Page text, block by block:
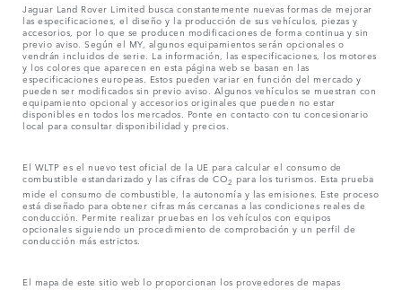
Jaguar Land Rover Limited busca constantemente nuevas formas de mejorar
las especificaciones, el diseño y la producción de sus vehículos, piezas y
accesorios, por lo que se producen modificaciones de forma continua y sin
previo aviso. Según el MY, algunos equipamientos serán opcionales o
vendrán incluidos de serie. La información, las especificaciones, los motores
y los colores que aparecen en esta página web se basan en las
especificaciones europeas. Estos pueden variar en función del mercado y
pueden ser modificados sin previo aviso. Algunos vehículos se muestran con
equipamiento opcional y accesorios originales que pueden no estar
disponibles en todos los mercados. Ponte en contacto con tu concesionario
local para consultar disponibilidad y precios.
El WLTP es el nuevo test oficial de la UE para calcular el consumo de
combustible estandarizado y las cifras de CO2 para los turismos. Esta prueba
mide el consumo de combustible, la autonomía y las emisiones. Este proceso
está diseñado para obtener cifras más cercanas a las condiciones reales de
conducción. Permite realizar pruebas en los vehículos con equipos
opcionales siguiendo un procedimiento de comprobación y un perfil de
conducción más estrictos.
El mapa de este sitio web lo proporcionan los proveedores de mapas